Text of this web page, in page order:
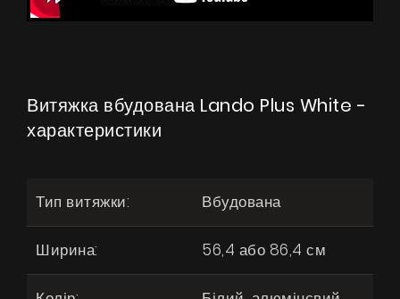
Витяжка вбудована Lando Plus White -
характеристики
Тип витяжки: Вбудована
Ширина: 56,4 або 86,4 см